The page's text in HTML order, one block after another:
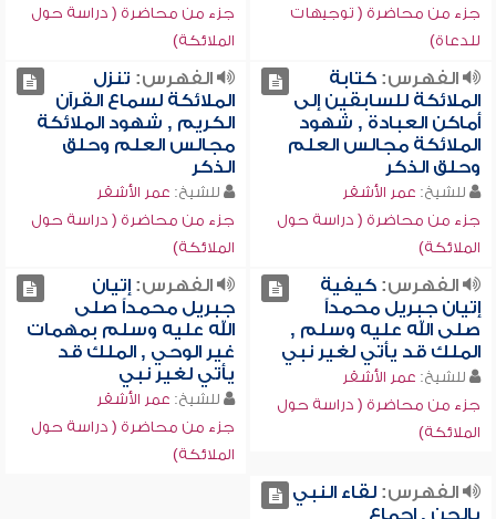
جزء من محاضرة ( توجيهات
للدعاة)
جزء من محاضرة ( دراسة حول
الملائكة)
الفهرس:كتابة
الملائكة للسابقين إلى
أماكن العبادة , شهود
الملائكة مجالس العلم
وحلق الذكر
للشيخ: عمر الأشقر
جزء من محاضرة ( دراسة حول
الملائكة)
الفهرس: تنزل
الملائكة لسماع القرآن
الكريم , شهود الملائكة
مجالس العلم وحلق
الذكر
للشيخ: عمر الأشقر
جزء من محاضرة ( دراسة حول
الملائكة)
الفهرس:كيفية
إتيان جبريل محمداً
صلى الله عليه وسلم ,
الملك قد يأتي لغير نبي
للشيخ: عمر الأشقر
جزء من محاضرة ( دراسة حول
الملائكة)
الفهرس:إتيان
جبريل محمداً صلى
الله عليه وسلم بمهمات
غير الوحي , الملك قد
يأتي لغير نبي
للشيخ: عمر الأشقر
جزء من محاضرة ( دراسة حول
الملائكة)
الفهرس:لقاء النبي
بالجن , إجماع